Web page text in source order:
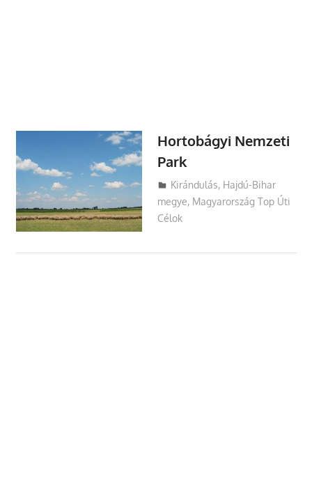
Hortobágyi Nemzeti
Park
Utazasok.org
Kirándulás, Hajdú-Bihar
megye, Magyarország Top Úti
Célok